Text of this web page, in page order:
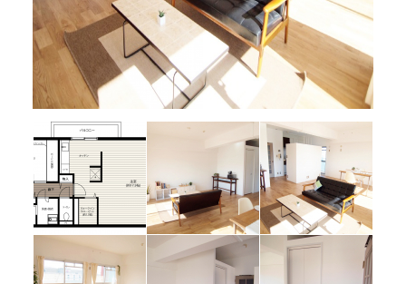
リビング(家具あ
リビング(家具あ